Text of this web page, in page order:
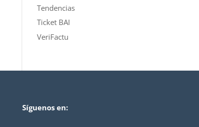
Tendencias
Ticket BAI
VeriFactu
Síguenos en: